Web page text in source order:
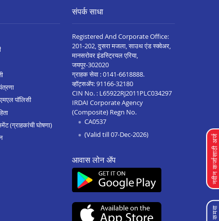
नवीन कर्जासाठी अर्ज
पॉलिसी
(ग्राहकांची घोषणा)
संपर्क साधा
Registered And Corporate Office:
201-202, दुसरा मजला, साउथ एंड स्क्वेअर,
मानसरोवर इंडस्ट्रियल एरिया,
जयपूर-302020
ग्राहक सेवा :0141-6618888.
व्हॉट्सॲप:91166-32180
CIN No. : L65922RJ2011PLC034297
IRDAI Corporate Agency
(Composite) Regn No.
CA0537
(Valid till 07-Dec-2026)
आवास लोन ॲप